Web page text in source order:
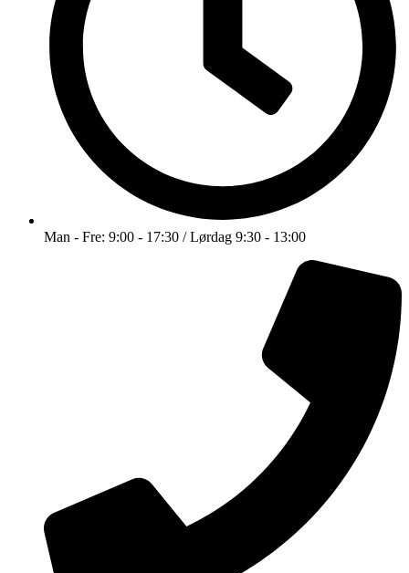
Man - Fre: 9:00 - 17:30 / Lørdag 9:30 - 13:00